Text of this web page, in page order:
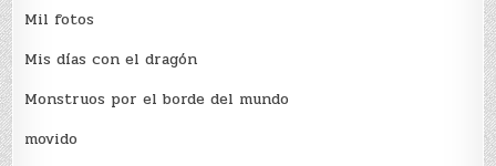
Mil fotos
Mis días con el dragón
Monstruos por el borde del mundo
movido